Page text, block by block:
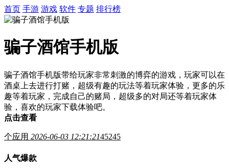
首页 手游 游戏 软件 专题 排行榜
骗子酒馆手机版
骗子酒馆手机版带给玩家非常刺激的博弈的游戏，玩家可以在
酒桌上去进行打赌，超级有趣的玩法等着玩家体验，更多的乐
趣等着玩家，完成自己的赌局，超级多的对局还等着玩家体
验，喜欢的玩家下载体验吧。
点击查看
个应用 2026-06-03 12:21:2145245
人气爆款